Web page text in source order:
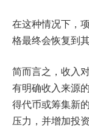
在这种情况下，
格最终会恢复到
简而言之，收入
有明确收入来源
得代币或筹集新
压力，并增加投